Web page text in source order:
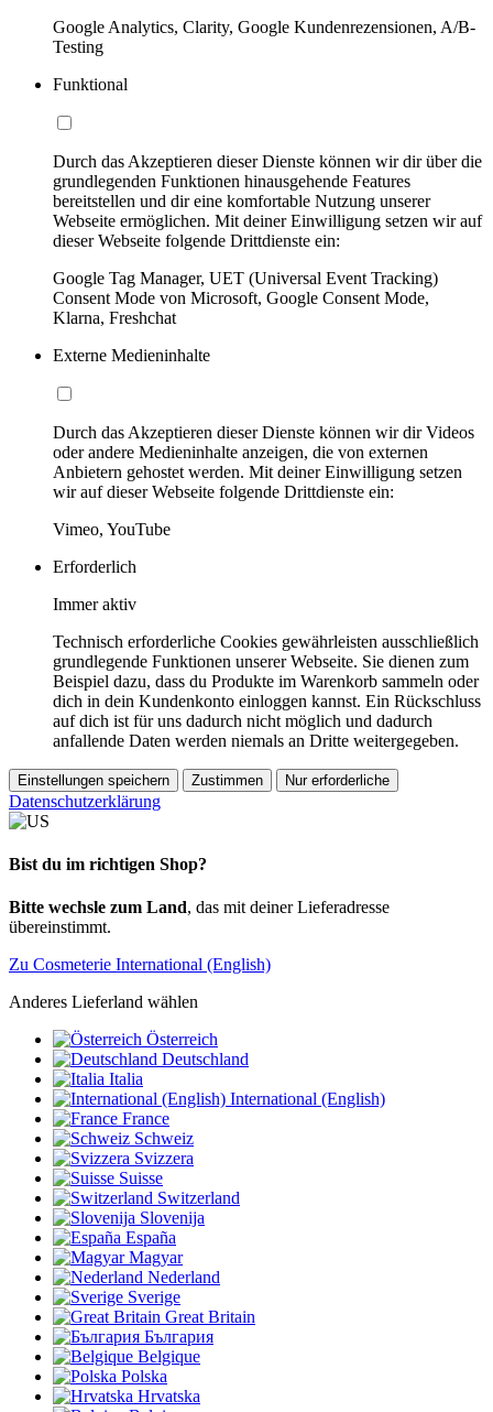
Google Analytics, Clarity, Google Kundenrezensionen, A/B-
Testing
Funktional
Durch das Akzeptieren dieser Dienste können wir dir über die
grundlegenden Funktionen hinausgehende Features
bereitstellen und dir eine komfortable Nutzung unserer
Webseite ermöglichen. Mit deiner Einwilligung setzen wir auf
dieser Webseite folgende Drittdienste ein:
Google Tag Manager, UET (Universal Event Tracking)
Consent Mode von Microsoft, Google Consent Mode,
Klarna, Freshchat
Externe Medieninhalte
Durch das Akzeptieren dieser Dienste können wir dir Videos
oder andere Medieninhalte anzeigen, die von externen
Anbietern gehostet werden. Mit deiner Einwilligung setzen
wir auf dieser Webseite folgende Drittdienste ein:
Vimeo, YouTube
Erforderlich
Immer aktiv
Technisch erforderliche Cookies gewährleisten ausschließlich
grundlegende Funktionen unserer Webseite. Sie dienen zum
Beispiel dazu, dass du Produkte im Warenkorb sammeln oder
dich in dein Kundenkonto einloggen kannst. Ein Rückschluss
auf dich ist für uns dadurch nicht möglich und dadurch
anfallende Daten werden niemals an Dritte weitergegeben.
Einstellungen speichern Zustimmen Nur erforderliche
Datenschutzerklärung
Bist du im richtigen Shop?
Bitte wechsle zum Land, das mit deiner Lieferadresse
übereinstimmt.
Zu Cosmeterie International (English)
Anderes Lieferland wählen
Österreich
Deutschland
Italia
International (English)
France
Schweiz
Svizzera
Suisse
Switzerland
Slovenija
España
Magyar
Nederland
Sverige
Great Britain
България
Belgique
Polska
Hrvatska